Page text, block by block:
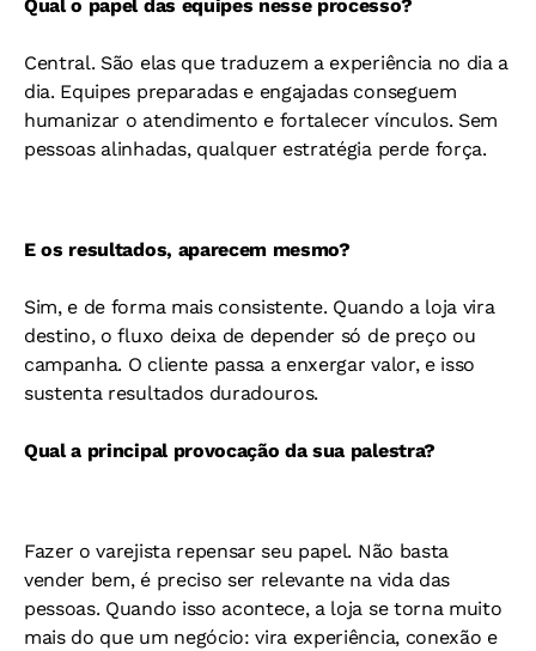
Qual o papel das equipes nesse processo?
Central. São elas que traduzem a experiência no dia a
dia. Equipes preparadas e engajadas conseguem
humanizar o atendimento e fortalecer vínculos. Sem
pessoas alinhadas, qualquer estratégia perde força.
E os resultados, aparecem mesmo?
Sim, e de forma mais consistente. Quando a loja vira
destino, o fluxo deixa de depender só de preço ou
campanha. O cliente passa a enxergar valor, e isso
sustenta resultados duradouros.
Qual a principal provocação da sua palestra?
Fazer o varejista repensar seu papel. Não basta
vender bem, é preciso ser relevante na vida das
pessoas. Quando isso acontece, a loja se torna muito
mais do que um negócio: vira experiência, conexão e